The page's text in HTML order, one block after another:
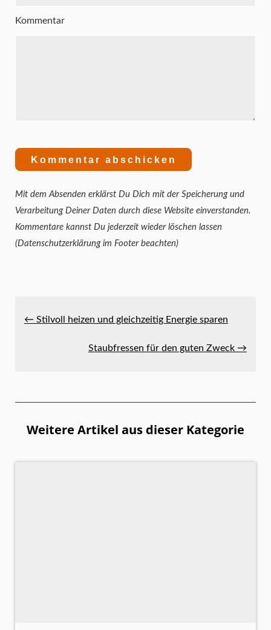
Kommentar
Mit dem Absenden erklärst Du Dich mit der Speicherung und
Verarbeitung Deiner Daten durch diese Website einverstanden.
Kommentare kannst Du jederzeit wieder löschen lassen
(Datenschutzerklärung im Footer beachten)
← Stilvoll heizen und gleichzeitig Energie sparen
Staubfressen für den guten Zweck →
Weitere Artikel aus dieser Kategorie